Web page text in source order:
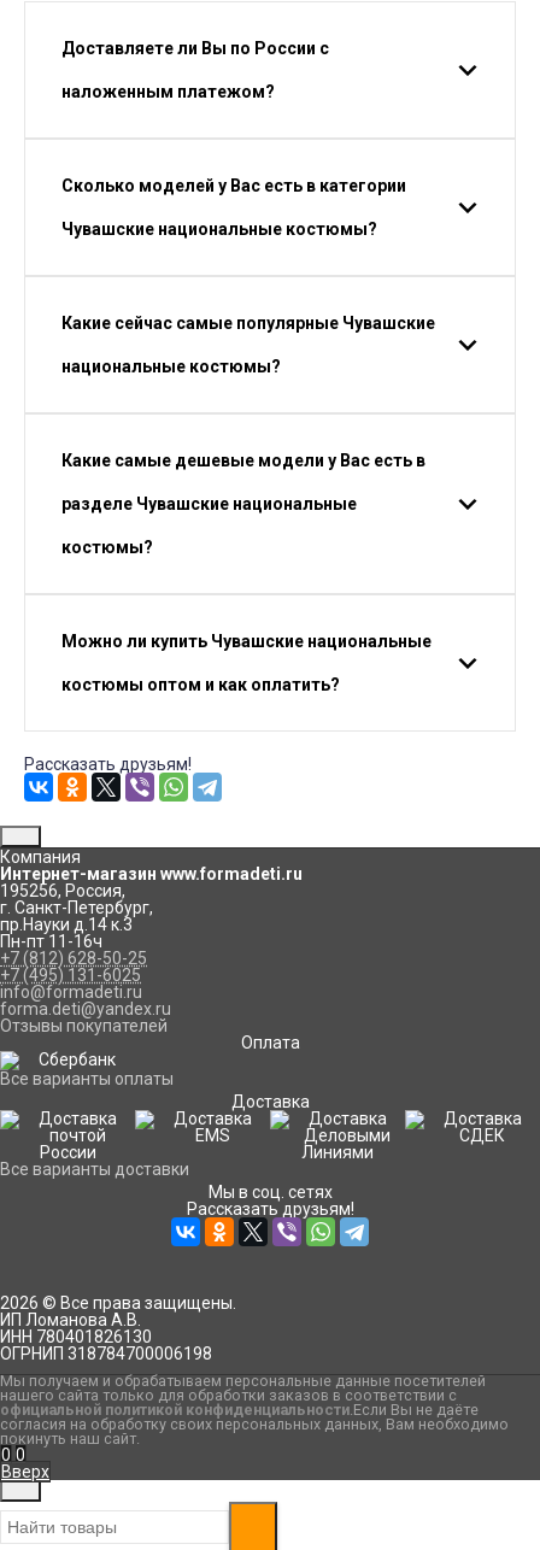
Доставляете ли Вы по России с
наложенным платежом?
Сколько моделей у Вас есть в категории
Чувашские национальные костюмы?
Какие сейчас самые популярные Чувашские
национальные костюмы?
Какие самые дешевые модели у Вас есть в
разделе Чувашские национальные
костюмы?
Можно ли купить Чувашские национальные
костюмы оптом и как оплатить?
Рассказать друзьям!
Компания
Интернет-магазин www.formadeti.ru
195256, Россия,
г. Санкт-Петербург,
пр.Науки д.14 к.3
Пн-пт 11-16ч
+7 (812) 628-50-25
+7 (495) 131-6025
info@formadeti.ru
forma.deti@yandex.ru
Отзывы покупателей
Оплата
Все варианты оплаты
Доставка
Все варианты доставки
Мы в соц. сетях
Рассказать друзьям!
2026 © Все права защищены.
ИП Ломанова А.В.
ИНН 780401826130
ОГРНИП 318784700006198
Мы получаем и обрабатываем персональные данные посетителей
нашего сайта только для обработки заказов в соответствии с
официальной политикой конфиденциальности.Если Вы не даёте
согласия на обработку своих персональных данных, Вам необходимо
покинуть наш сайт.
0 0
Вверх